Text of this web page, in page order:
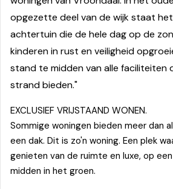
opgezette deel van de wijk staat
achtertuin die de hele dag op de
kinderen in rust en veiligheid
stand te midden van alle faciliteiten
strand bieden."
EXCLUSIEF VRIJSTAAND WONEN.
Sommige woningen bieden meer dan
een dak. Dit is zo'n woning. Een plek
genieten van de ruimte en luxe, op
midden in het groen.